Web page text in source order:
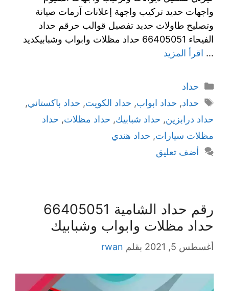
واجهات حديد تركيب واجهة إعلانات آرمات صيانة
وتصليح طاولات حديد تفصيل قوالب حرقم حداد
الفيحاء 66405051 حداد مظلات وابواب وشبابيكديد
… اقرأ المزيد
حداد
حداد, حداد ابواب, حداد الكويت, حداد باكستاني,
حداد درابزين, حداد شبابيك, حداد مظلات, حداد
مظلات سيارات, حداد هندي
أضف تعليق
رقم حداد الشامية 66405051
حداد مظلات وابواب وشبابيك
أغسطس 5, 2021 بقلم rwan